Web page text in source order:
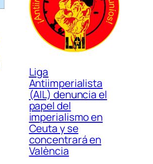
Liga
Antiimperialista
(AIL) denuncia el
papel del
imperialismo en
Ceuta y se
concentrará en
València